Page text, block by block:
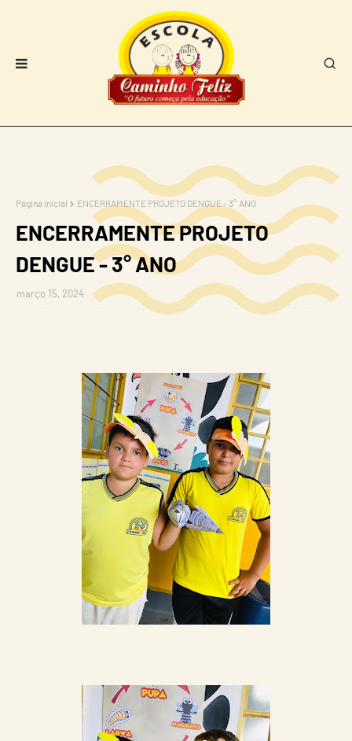
Página inicial ENCERRAMENTE PROJETO DENGUE - 3° ANO
ENCERRAMENTE PROJETO
DENGUE - 3° ANO
março 15, 2024